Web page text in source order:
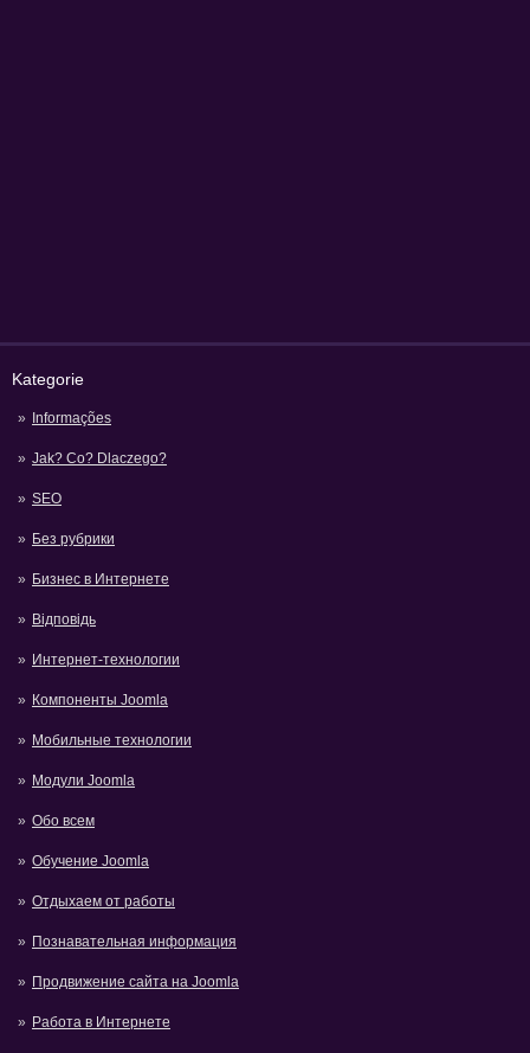
Kategorie
Informações
Jak? Co? Dlaczego?
SEO
Без рубрики
Бизнес в Интернете
Відповідь
Интернет-технологии
Компоненты Joomla
Мобильные технологии
Модули Joomla
Обо всем
Обучение Joomla
Отдыхаем от работы
Познавательная информация
Продвижение сайта на Joomla
Работа в Интернете